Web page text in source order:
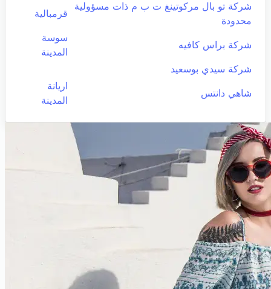
شركة تو بال مركوتينغ ت ب م ذات مسؤولية
محدودة
قرمبالية
شركة براس كافيه
سوسة
المدينة
شركة سيدي بوسعيد
شاهي دانتس
اريانة
المدينة